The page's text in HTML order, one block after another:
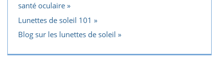
santé oculaire
Lunettes de soleil 101
Blog sur les lunettes de soleil